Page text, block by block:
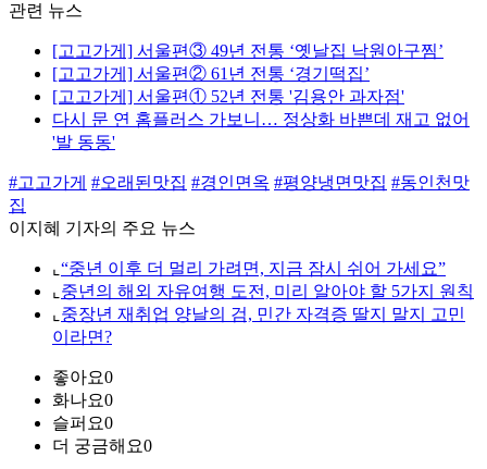
관련 뉴스
[고고가게] 서울편③ 49년 전통 ‘옛날집 낙원아구찜’
[고고가게] 서울편② 61년 전통 ‘경기떡집’
[고고가게] 서울편① 52년 전통 '김용안 과자점'
다시 문 연 홈플러스 가보니… 정상화 바쁜데 재고 없어
'발 동동'
#고고가게 #오래된맛집 #경인면옥 #평양냉면맛집 #동인천맛
집
이지혜 기자의 주요 뉴스
⌞ “중년 이후 더 멀리 가려면, 지금 잠시 쉬어 가세요”
⌞ 중년의 해외 자유여행 도전, 미리 알아야 할 5가지 원칙
⌞ 중장년 재취업 양날의 검, 민간 자격증 딸지 말지 고민
이라면?
좋아요0
화나요0
슬퍼요0
더 궁금해요0